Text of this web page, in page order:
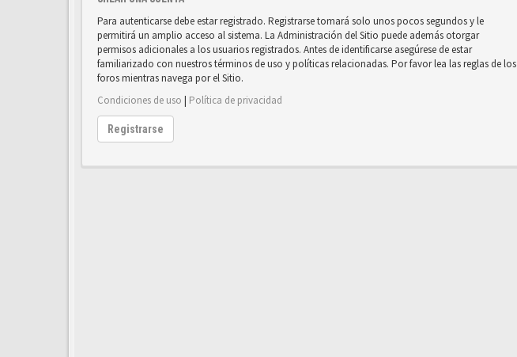
Para autenticarse debe estar registrado. Registrarse tomará solo unos pocos segundos y le
permitirá un amplio acceso al sistema. La Administración del Sitio puede además otorgar
permisos adicionales a los usuarios registrados. Antes de identificarse asegúrese de estar
familiarizado con nuestros términos de uso y políticas relacionadas. Por favor lea las reglas de los
foros mientras navega por el Sitio.
Condiciones de uso | Política de privacidad
Registrarse